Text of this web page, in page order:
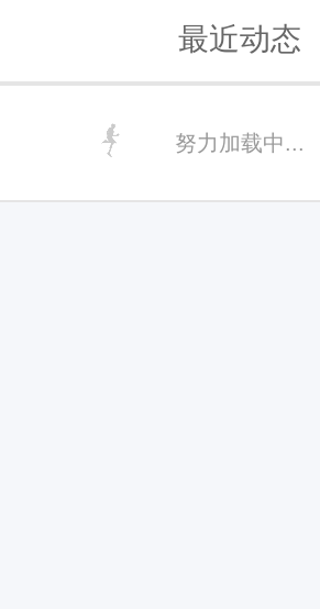
最近动态
努力加载中...